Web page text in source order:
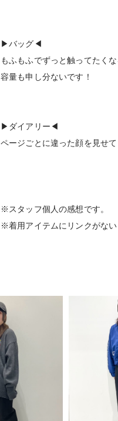
▶︎バッグ◀︎
もふもふでずっと触ってたくな
容量も申し分ないです！
▶︎ダイアリー◀︎
ページごとに違った顔を見せ
※スタッフ個人の感想です。
※着用アイテムにリンクがない